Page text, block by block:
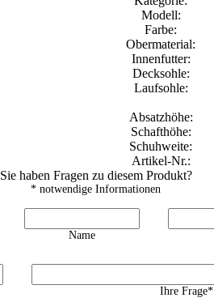
Modell:
Farbe:
Obermaterial:
Innenfutter:
Decksohle:
Laufsohle:
Absatzhöhe:
Schafthöhe:
Schuhweite:
Artikel-Nr.:
Sie haben Fragen zu diesem Produkt?
* notwendige Informationen
Name
Ihre Frage*